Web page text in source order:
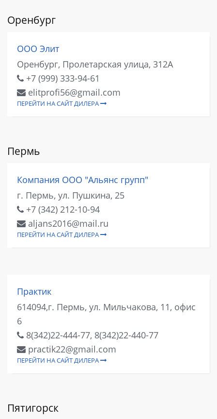
Оренбург
ООО Элит
Оренбург, Пролетарская улица, 312А
+7 (999) 333-94-61
elitprofi56@gmail.com
ПЕРЕЙТИ НА САЙТ ДИЛЕРА
Пермь
Компания ООО "Альянс групп"
г. Пермь, ул. Пушкина, 25
+7 (342) 212-10-94
aljans2016@mail.ru
ПЕРЕЙТИ НА САЙТ ДИЛЕРА
Практик
614094,г. Пермь, ул. Мильчакова, 11, офис
6
8(342)22-444-77, 8(342)22-440-77
practik22@gmail.com
ПЕРЕЙТИ НА САЙТ ДИЛЕРА
Пятигорск